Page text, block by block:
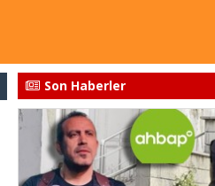
Son Haberler